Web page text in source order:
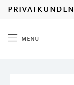
privatkunden
menü